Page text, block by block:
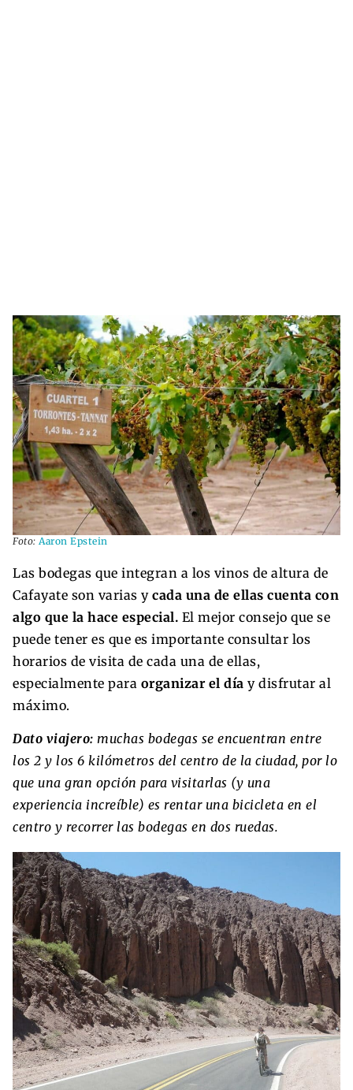
Foto: Aaron Epstein
Las bodegas que integran a los vinos de altura de
Cafayate son varias y cada una de ellas cuenta con
algo que la hace especial. El mejor consejo que se
puede tener es que es importante consultar los
horarios de visita de cada una de ellas,
especialmente para organizar el día y disfrutar al
máximo.
Dato viajero: muchas bodegas se encuentran entre
los 2 y los 6 kilómetros del centro de la ciudad, por lo
que una gran opción para visitarlas (y una
experiencia increíble) es rentar una bicicleta en el
centro y recorrer las bodegas en dos ruedas.